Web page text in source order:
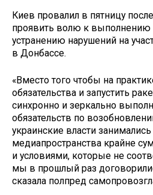
Киев провалил в пятницу
проявить волю к выполнению
устранению нарушений на
в Донбассе.
«Вместо того чтобы на
обязательства и запустить
синхронно и зеркально
обязательств по
украинские власти
медиапространства крайне
и условиями, которые не
мы в прошлый раз
сказала полпред